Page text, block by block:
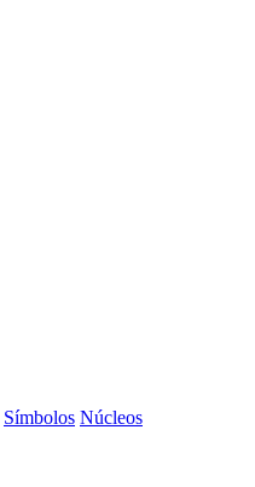
Símbolos Núcleos